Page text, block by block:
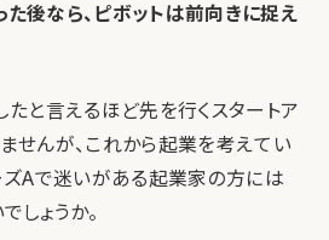
後なら、ピボットは前向きに捉え
たと言えるほど先を行くスタートア
せんが、これから起業を考えてい
ズAで迷いがある起業家の方には
しょうか。